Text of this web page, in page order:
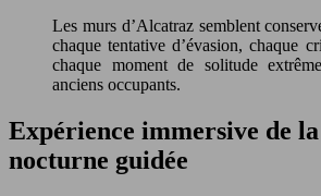
Les murs d’Alcatraz semblent
chaque tentative d’évasion, chaque
chaque moment de solitude
anciens occupants.
Expérience immersive de
nocturne guidée